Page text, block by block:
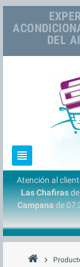
DEL
view_headline
Atención al
Las Chafirasde
Campanade
chevron_right